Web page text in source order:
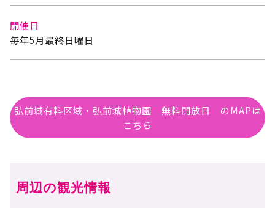
開催日
毎年5月最終日曜日
弘前城有料区域・弘前城植物園 無料開放日 のMAPは
こちら
周辺の観光情報